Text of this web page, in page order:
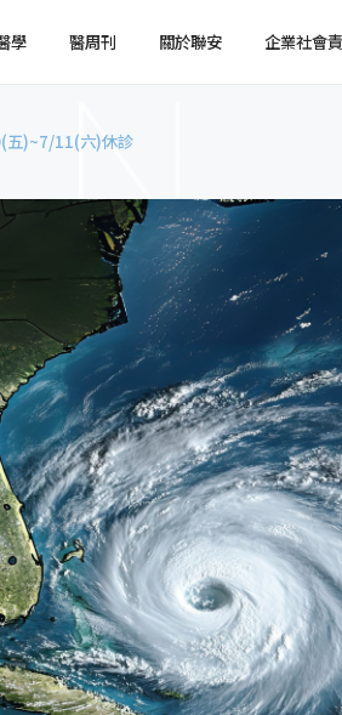
健檢注意事項
臨場服務
學 醫周刊 關於聯安
媒體報導
企業社會
五)~7/11(六)休診